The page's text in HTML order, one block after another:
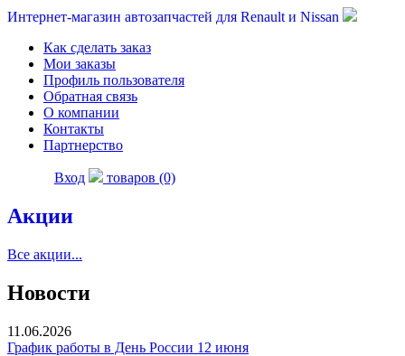
Интернет-магазин автозапчастей для Renault и Nissan
Как сделать заказ
Мои заказы
Профиль пользователя
Обратная связь
О компании
Контакты
Партнерство
Вход товаров (0)
Акции
Все акции...
Новости
11.06.2026
График работы в День России 12 июня